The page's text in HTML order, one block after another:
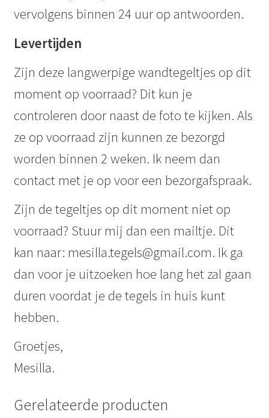
vervolgens binnen 24 uur op antwoorden.
Levertijden
Zijn deze langwerpige wandtegeltjes op dit
moment op voorraad? Dit kun je
controleren door naast de foto te kijken. Als
ze op voorraad zijn kunnen ze bezorgd
worden binnen 2 weken. Ik neem dan
contact met je op voor een bezorgafspraak.
Zijn de tegeltjes op dit moment niet op
voorraad? Stuur mij dan een mailtje. Dit
kan naar: mesilla.tegels@gmail.com. Ik ga
dan voor je uitzoeken hoe lang het zal gaan
duren voordat je de tegels in huis kunt
hebben.
Groetjes,
Mesilla.
Gerelateerde producten